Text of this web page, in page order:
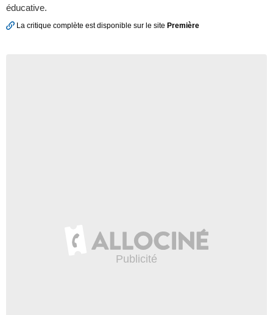
éducative.
La critique complète est disponible sur le site Première